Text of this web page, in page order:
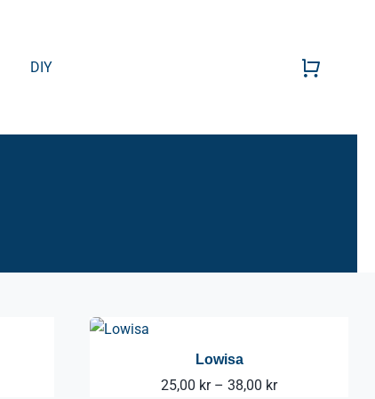
DIY
Lowisa
25,00 kr – 38,00 krPrisintervall: